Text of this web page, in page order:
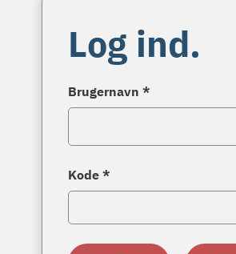
Log ind.
Brugernavn *
Kode *